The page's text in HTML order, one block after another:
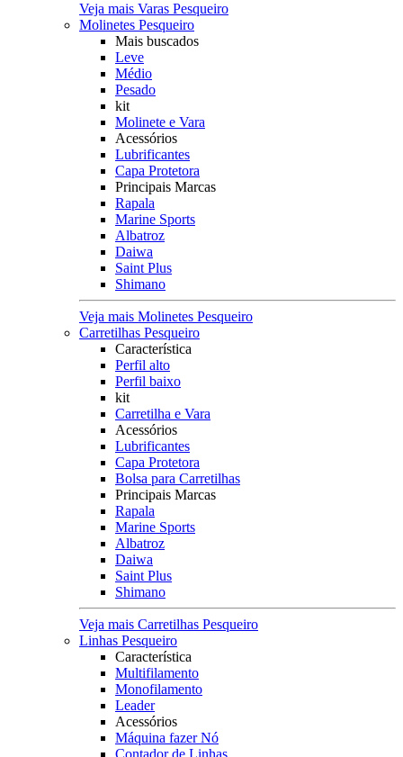
Veja mais Varas Pesqueiro
Molinetes Pesqueiro
Mais buscados
Leve
Médio
Pesado
kit
Molinete e Vara
Acessórios
Lubrificantes
Capa Protetora
Principais Marcas
Rapala
Marine Sports
Albatroz
Daiwa
Saint Plus
Shimano
Veja mais Molinetes Pesqueiro
Carretilhas Pesqueiro
Característica
Perfil alto
Perfil baixo
kit
Carretilha e Vara
Acessórios
Lubrificantes
Capa Protetora
Bolsa para Carretilhas
Principais Marcas
Rapala
Marine Sports
Albatroz
Daiwa
Saint Plus
Shimano
Veja mais Carretilhas Pesqueiro
Linhas Pesqueiro
Característica
Multifilamento
Monofilamento
Leader
Acessórios
Máquina fazer Nó
Contador de Linhas